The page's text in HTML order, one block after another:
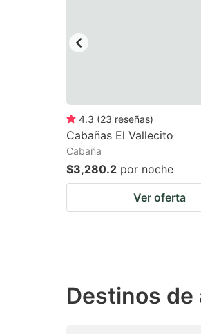
4.3 (23 reseñas)
Cabañas El Vallecito
Cabaña
$3,280.2 por noche
Ver oferta
Destinos